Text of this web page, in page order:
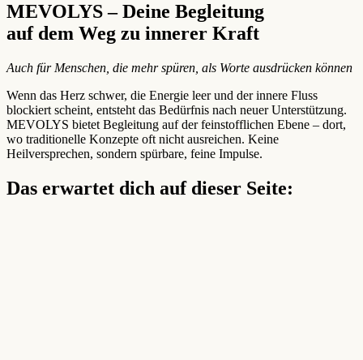
MEVOLYS – Deine Begleitung
auf dem Weg zu innerer Kraft
Auch für Menschen, die mehr spüren, als Worte ausdrücken können
Wenn das Herz schwer, die Energie leer und der innere Fluss
blockiert scheint, entsteht das Bedürfnis nach neuer Unterstützung.
MEVOLYS bietet Begleitung auf der feinstofflichen Ebene – dort,
wo traditionelle Konzepte oft nicht ausreichen. Keine
Heilversprechen, sondern spürbare, feine Impulse.
Das erwartet dich auf dieser Seite: